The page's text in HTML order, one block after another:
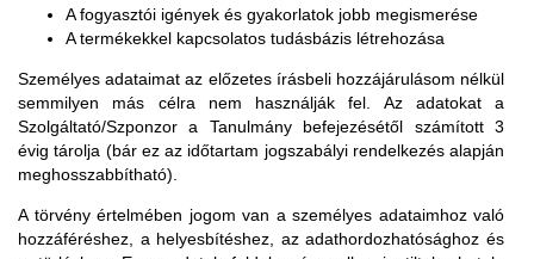
A fogyasztói igények és gyakorlatok jobb megismerése
A termékekkel kapcsolatos tudásbázis létrehozása
Személyes adataimat az előzetes írásbeli hozzájárulásom nélkül
semmilyen más célra nem használják fel. Az adatokat a
Szolgáltató/Szponzor a Tanulmány befejezésétől számított 3
évig tárolja (bár ez az időtartam jogszabályi rendelkezés alapján
meghosszabbítható).
A törvény értelmében jogom van a személyes adataimhoz való
hozzáféréshez, a helyesbítéshez, az adathordozhatósághoz és